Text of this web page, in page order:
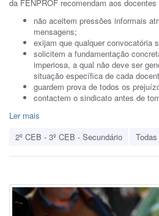
da FENPROF recomendam aos docentes
não aceitem pressões informais
mensagens;
exijam que qualquer convocatória
solicitem a fundamentação
imperiosa, a qual não deve ser
situação específica de cada
guardem prova de todos os
contactem o sindicato antes de
Ler mais
2º CEB - 3º CEB - Secundário